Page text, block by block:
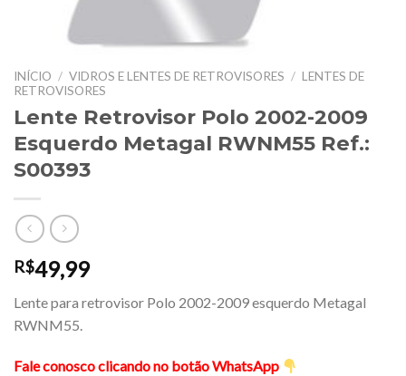
INÍCIO / VIDROS E LENTES DE RETROVISORES / LENTES DE
RETROVISORES
Lente Retrovisor Polo 2002-2009
Esquerdo Metagal RWNM55 Ref.:
S00393
R$49,99
Lente para retrovisor Polo 2002-2009 esquerdo Metagal
RWNM55.
Fale conosco clicando no botão WhatsApp